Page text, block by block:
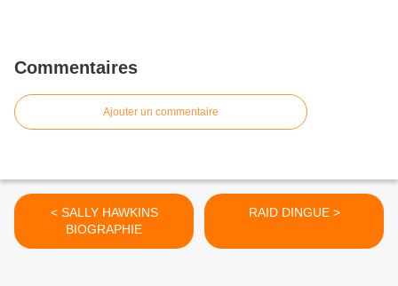
Commentaires
Ajouter un commentaire
< SALLY HAWKINS
BIOGRAPHIE
RAID DINGUE >